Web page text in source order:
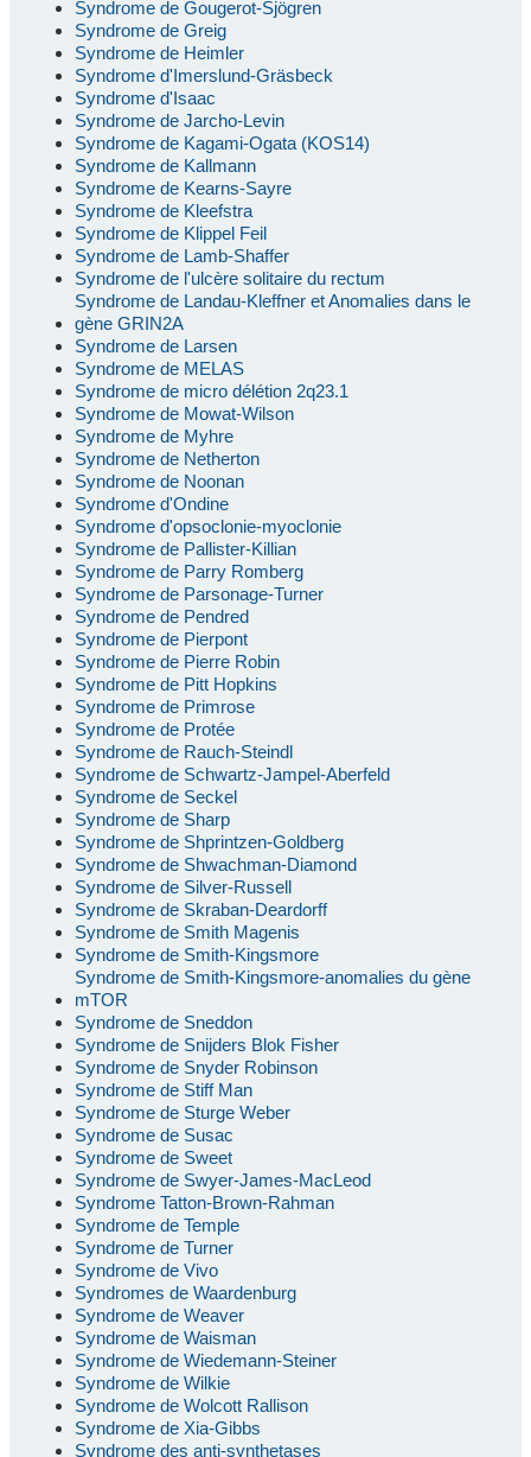
Syndrome de Gougerot-Sjögren
Syndrome de Greig
Syndrome de Heimler
Syndrome d'Imerslund-Gräsbeck
Syndrome d'Isaac
Syndrome de Jarcho-Levin
Syndrome de Kagami-Ogata (KOS14)
Syndrome de Kallmann
Syndrome de Kearns-Sayre
Syndrome de Kleefstra
Syndrome de Klippel Feil
Syndrome de Lamb-Shaffer
Syndrome de l'ulcère solitaire du rectum
Syndrome de Landau-Kleffner et Anomalies dans le
gène GRIN2A
Syndrome de Larsen
Syndrome de MELAS
Syndrome de micro délétion 2q23.1
Syndrome de Mowat-Wilson
Syndrome de Myhre
Syndrome de Netherton
Syndrome de Noonan
Syndrome d'Ondine
Syndrome d'opsoclonie-myoclonie
Syndrome de Pallister-Killian
Syndrome de Parry Romberg
Syndrome de Parsonage-Turner
Syndrome de Pendred
Syndrome de Pierpont
Syndrome de Pierre Robin
Syndrome de Pitt Hopkins
Syndrome de Primrose
Syndrome de Protée
Syndrome de Rauch-Steindl
Syndrome de Schwartz-Jampel-Aberfeld
Syndrome de Seckel
Syndrome de Sharp
Syndrome de Shprintzen-Goldberg
Syndrome de Shwachman-Diamond
Syndrome de Silver-Russell
Syndrome de Skraban-Deardorff
Syndrome de Smith Magenis
Syndrome de Smith-Kingsmore
Syndrome de Smith-Kingsmore-anomalies du gène
mTOR
Syndrome de Sneddon
Syndrome de Snijders Blok Fisher
Syndrome de Snyder Robinson
Syndrome de Stiff Man
Syndrome de Sturge Weber
Syndrome de Susac
Syndrome de Sweet
Syndrome de Swyer-James-MacLeod
Syndrome Tatton-Brown-Rahman
Syndrome de Temple
Syndrome de Turner
Syndrome de Vivo
Syndromes de Waardenburg
Syndrome de Weaver
Syndrome de Waisman
Syndrome de Wiedemann-Steiner
Syndrome de Wilkie
Syndrome de Wolcott Rallison
Syndrome de Xia-Gibbs
Syndrome des anti-synthetases